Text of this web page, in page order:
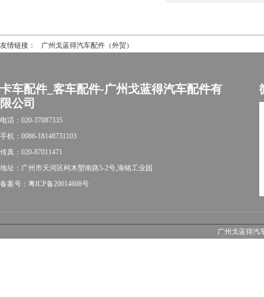
友情链接： 广州戈蓝得汽车配件（外贸）
卡车配件_客车配件-广州戈蓝得汽车配件有
限公司
电话：020-37087335
手机：0086-18148731103
传真：020-87011471
地址：广州市天河区柯木塱南路5-2号,海铭工业园
备案号：粤ICP备20014608号
广州戈蓝得汽